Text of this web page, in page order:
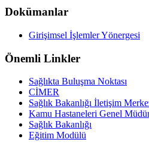
Dokümanlar
Girişimsel İşlemler Yönergesi
Önemli Linkler
Sağlıkta Buluşma Noktası
CİMER
Sağlık Bakanlığı İletişim
Kamu Hastaneleri Genel
Sağlık Bakanlığı
Eğitim Modülü